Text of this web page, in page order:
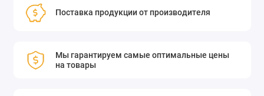
Поставка продукции от производителя
Мы гарантируем самые оптимальные цены
на товары